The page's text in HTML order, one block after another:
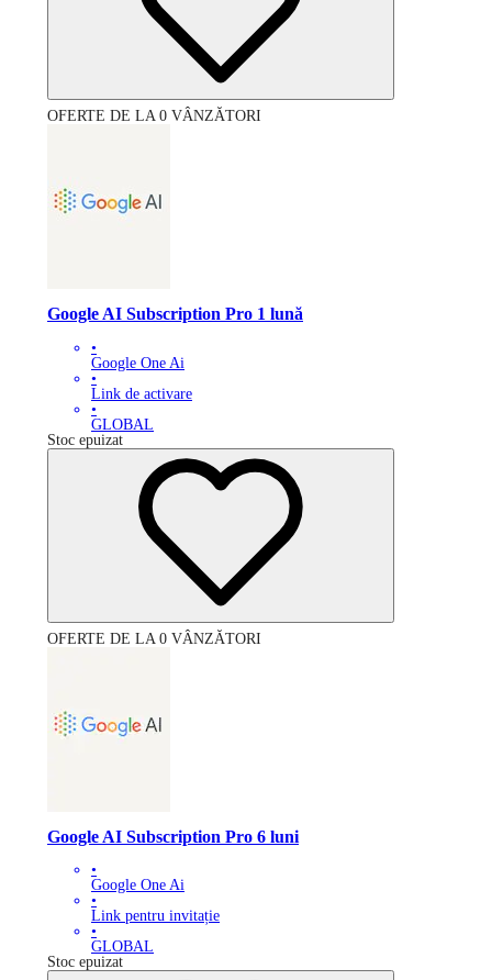
OFERTE DE LA 0 VÂNZĂTORI
Google AI Subscription Pro 1 lună
•
Google One Ai
•
Link de activare
•
GLOBAL
Stoc epuizat
OFERTE DE LA 0 VÂNZĂTORI
Google AI Subscription Pro 6 luni
•
Google One Ai
•
Link pentru invitație
•
GLOBAL
Stoc epuizat